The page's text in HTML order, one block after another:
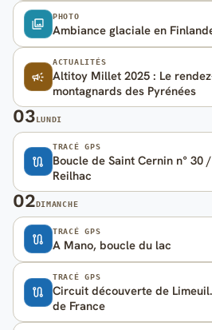
PHOTO
Ambiance glaciale en
ACTUALITÉS
Altitoy Millet 2025 : Le
montagnards des Pyrénées
03LUNDI
TRACÉ GPS
Boucle de Saint Cernin n° 30
Reilhac
02DIMANCHE
TRACÉ GPS
A Mano, boucle du lac
TRACÉ GPS
Circuit découverte de
de France